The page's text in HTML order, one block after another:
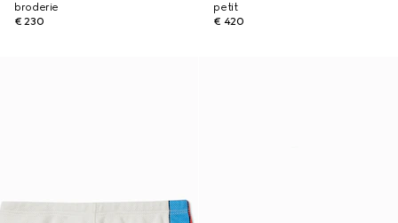
broderie
€ 230
petit
€ 420